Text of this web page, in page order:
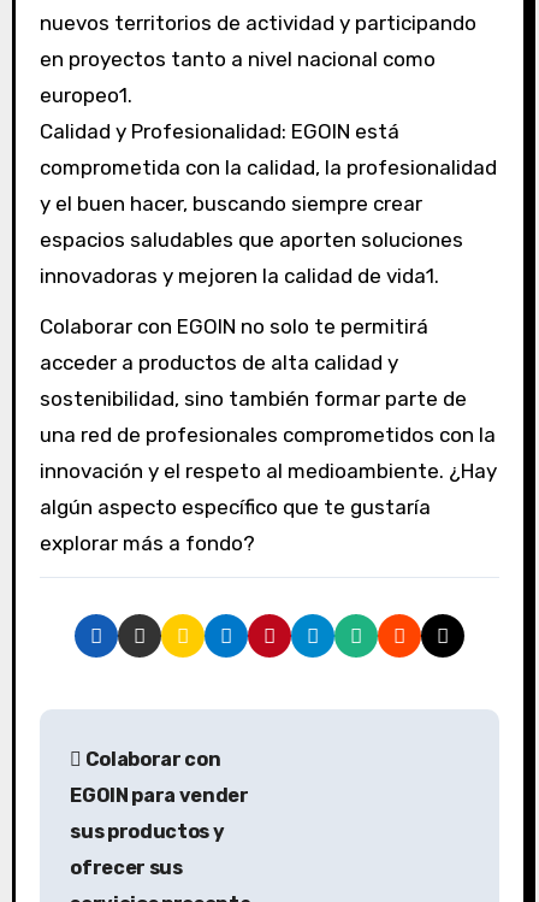
nuevos territorios de actividad y participando
en proyectos tanto a nivel nacional como
europeo1.
Calidad y Profesionalidad: EGOIN está
comprometida con la calidad, la profesionalidad
y el buen hacer, buscando siempre crear
espacios saludables que aporten soluciones
innovadoras y mejoren la calidad de vida1.
Colaborar con EGOIN no solo te permitirá
acceder a productos de alta calidad y
sostenibilidad, sino también formar parte de
una red de profesionales comprometidos con la
innovación y el respeto al medioambiente. ¿Hay
algún aspecto específico que te gustaría
explorar más a fondo?
N
Colaborar con
EGOIN para vender
sus productos y
ofrecer sus